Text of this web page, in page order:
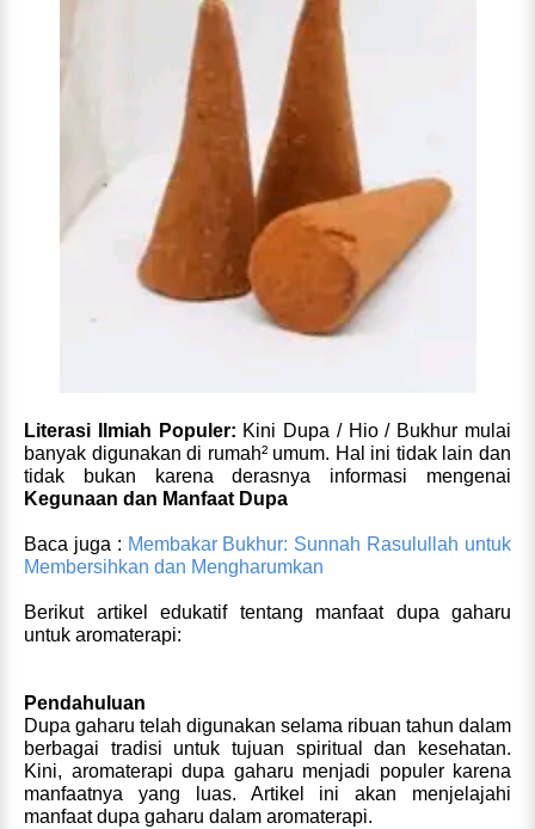
Literasi Ilmiah Populer: Kini Dupa / Hio / Bukhur mulai
banyak digunakan di rumah² umum. Hal ini tidak lain dan
tidak bukan karena derasnya informasi mengenai
Kegunaan dan Manfaat Dupa
Baca juga : Membakar Bukhur: Sunnah Rasulullah untuk
Membersihkan dan Mengharumkan
Berikut artikel edukatif tentang manfaat dupa gaharu
untuk aromaterapi:
Pendahuluan
Dupa gaharu telah digunakan selama ribuan tahun dalam
berbagai tradisi untuk tujuan spiritual dan kesehatan.
Kini, aromaterapi dupa gaharu menjadi populer karena
manfaatnya yang luas. Artikel ini akan menjelajahi
manfaat dupa gaharu dalam aromaterapi.